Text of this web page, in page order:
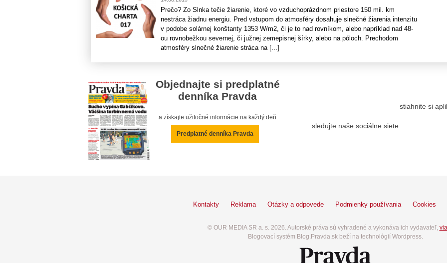
Prečo? Zo Slnka tečie žiarenie, ktoré vo vzduchoprázdnom priestore 150 mil. km
nestráca žiadnu energiu. Pred vstupom do atmosféry dosahuje slnečné žiarenia intenzitu
v podobe solárnej konštanty 1353 W/m2, či je to nad rovníkom, alebo napríklad nad 48-
ou rovnobežkou severnej, či južnej zemepisnej šírky, alebo na póloch. Prechodom
atmosféry slnečné žiarenie stráca na [...]
Objednajte si predplatné
denníka Pravda
a získajte užitočné informácie na každý deň
Predplatné denníka Pravda
sledujte naše sociálne siete
stiahnite si
Kontakty Reklama Otázky a odpovede Podmienky používania Cookies
© OUR MEDIA SR a. s. 2026. Autorské práva sú vyhradené a vykonáva ich vydavateľ,
Blogovací systém Blog.Pravda.sk beží na technológií Wordpress.